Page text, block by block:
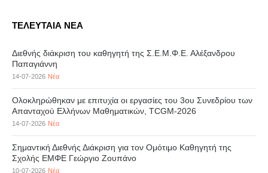
ΤΕΛΕΥΤΑΙΑ ΝΕΑ
Διεθνής διάκριση του καθηγητή της Σ.Ε.Μ.Φ.Ε. Αλέξανδρου
Παπαγιάννη
14-07-2026 Νέα
Ολοκληρώθηκαν με επιτυχία οι εργασίες του 3ου Συνεδρίου των
Απανταχού Ελλήνων Μαθηματικών, TCGM-2026
14-07-2026 Νέα
Σημαντική Διεθνής Διάκριση για τον Ομότιμο Καθηγητή της
Σχολής ΕΜΦΕ Γεώργιο Ζουπάνο
10-07-2026 Νέα